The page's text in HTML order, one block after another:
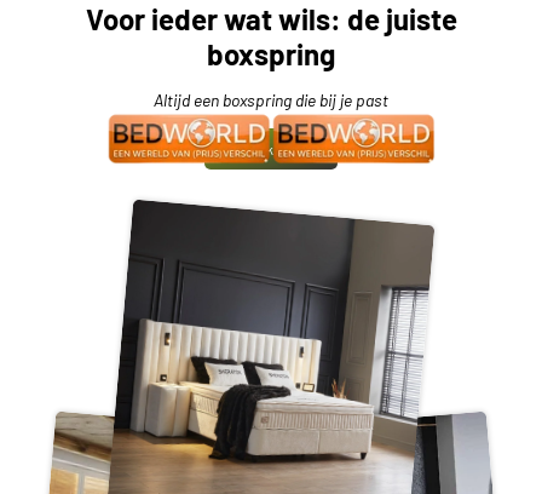
Voor ieder wat wils: de juiste
boxspring
Altijd een boxspring die bij je past
Bekijk meer